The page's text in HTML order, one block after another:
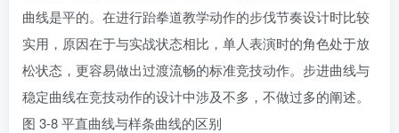
曲线是平的。在进行跆拳道教学动作的步伐节奏设计时比较
实用，原因在于与实战状态相比，单人表演时的角色处于放
松状态，更容易做出过渡流畅的标准竞技动作。步进曲线与
稳定曲线在竞技动作的设计中涉及不多，不做过多的阐述。
图 3-8 平直曲线与样条曲线的区别